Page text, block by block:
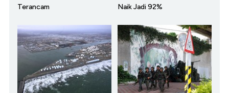
Terancam
Naik Jadi 92%